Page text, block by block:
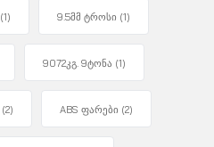
(1) 9.5მმ ტროსი (1)
9072კგ. 9ტონა (1)
(2) ABS ფარები (2)